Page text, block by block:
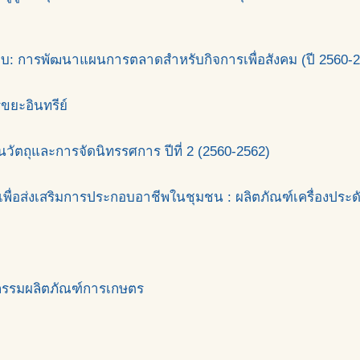
การพัฒนาแผนการตลาดสำหรับกิจการเพื่อสังคม (ปี 2560-
ยะอินทรีย์
ถุและการจัดนิทรรศการ ปีที่ 2 (2560-2562)
อส่งเสริมการประกอบอาชีพในชุมชน : ผลิตภัณฑ์เครื่องประ
รมผลิตภัณฑ์การเกษตร